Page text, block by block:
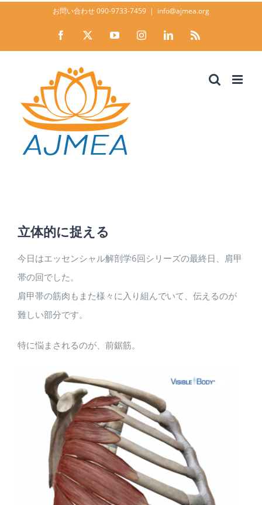
お問い合わせ 090-9733-7459 | info@ajmea.org
Facebook YouTubeInstagramLinkedInRss
立体的に捉える
今日はエッセンシャル解剖学6回シリーズの最終日、肩甲
帯の回でした。
肩甲帯の筋肉もまた様々に入り組んでいて、伝えるのが
難しい部分です。
特に悩まされるのが、前鋸筋。